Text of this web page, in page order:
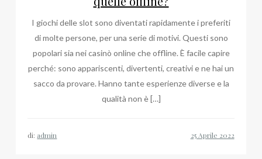
I giochi delle slot sono diventati rapidamente i preferiti
di molte persone, per una serie di motivi. Questi sono
popolari sia nei casinò online che offline. È facile capire
perché: sono appariscenti, divertenti, creativi e ne hai un
sacco da provare. Hanno tante esperienze diverse e la
qualità non è […]
di: admin